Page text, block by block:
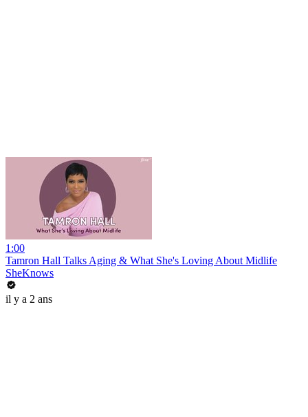
1:00
Tamron Hall Talks Aging & What She's Loving About Midlife
SheKnows
il y a 2 ans